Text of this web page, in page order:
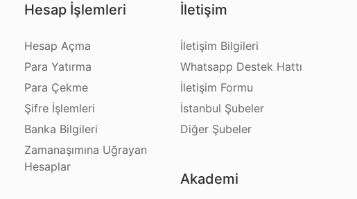
Hesap İşlemleri
Hesap Açma
Para Yatırma
Para Çekme
Şifre İşlemleri
Banka Bilgileri
Zamanaşımına Uğrayan
Hesaplar
İletişim
İletişim Bilgileri
Whatsapp Destek Hattı
İletişim Formu
İstanbul Şubeler
Diğer Şubeler
Akademi